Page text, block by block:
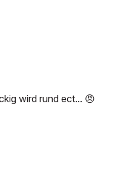
wird rund ect... 😠